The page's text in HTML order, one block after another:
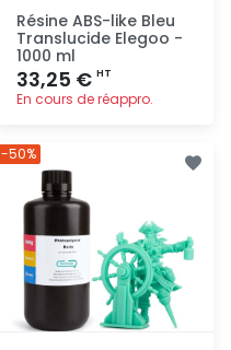
Résine ABS-like Bleu
Translucide Elegoo -
1000 ml
33,25 € HT
En cours de réappro.
-50%